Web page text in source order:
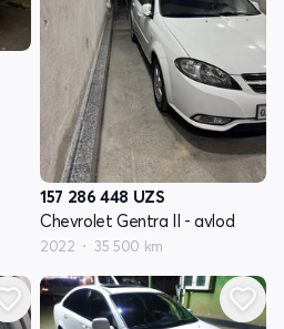
157 286 448 UZS
Chevrolet Gentra II - avlod
2022 35 500 km